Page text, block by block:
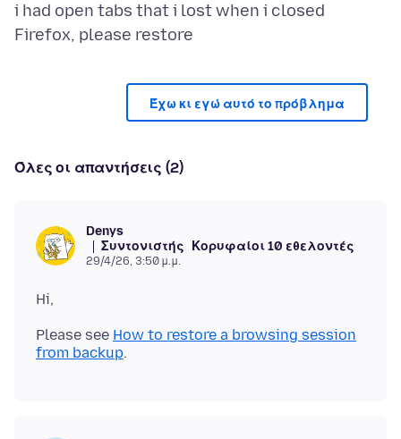
i had open tabs that i lost when i closed
Έχω κι εγώ αυτό το πρόβλημα
Όλες οι απαντήσεις (2)
Denys
Συντονιστής
Κορυφαίοι 10 εθελοντές
29/4/26, 3:50 μ.μ.
Please see How to restore a browsing session
from backup